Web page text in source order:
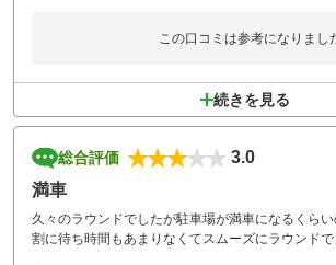
諾得るだけの話し方。お金の事より、態度の悪さで
当日は中国人のコンペがあるようで、狭いフロント
この口コミは参考になりまし
続きを見る
総合評価
3.0
満車
久々のラウンドでしたが駐車場が満車になるくら
割に待ち時間もあまりなくてスムーズにラウンド